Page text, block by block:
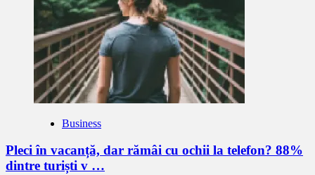
Business
Pleci în vacanță, dar rămâi cu ochii la telefon? 88%
dintre turiști v …